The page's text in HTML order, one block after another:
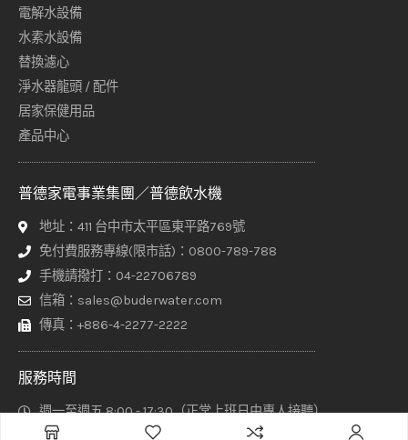
電解水設備
水素水設備
替換濾心
淨水器龍頭 / 配件
居家保健用品
產品中心
普德家電事業集團／普德飲水機
地址：411 台中市太平區東平路769號
免付費服務專線(限市話)：0800-789-788
手機請撥打：04-22706789
信箱：sales@buderwater.com
傳真：+886-4-2277-2222
服務時間
週一至週五 8:00 - 17:30（正常上班日由專人接聽）
其他時間請於網站上方【聯絡普德】頁面填寫聯繫表單，客服專員